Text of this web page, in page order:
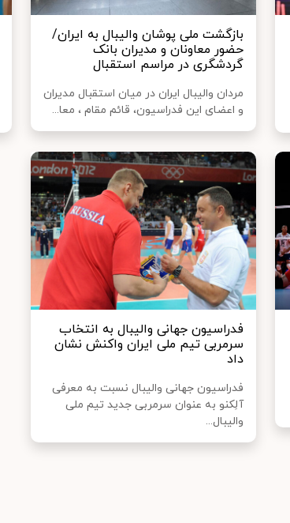
بازگشت ملی پوشان والیبال به ایران/
حضور معاونان و مدیران بانک
گردشگری در مراسم استقبال
مردان والیبال ایران در میان استقبال مدیران
و اعضای این فدراسیون، قائم مقام ، معا...
فدراسیون جهانی والیبال به انتخاب
سرمربی تیم ملی ایران واکنش نشان
داد
فدراسیون جهانی والیبال نسبت به معرفی
آلِکنو به عنوان سرمربی جدید تیم ملی
والیبال...